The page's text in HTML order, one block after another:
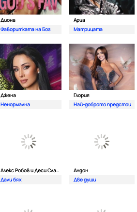
Диона
Фаворитката на Бог
Ариа
Матрицата
Джена
Ненормална
Глория
Най-доброто предстои
Алекс Робов и Деси Слава
Дали бях
Андон
Две души